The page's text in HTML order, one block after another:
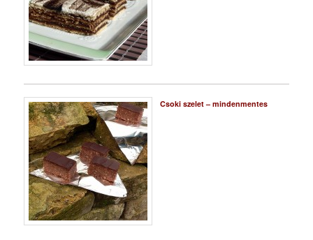
Csoki szelet – mindenmentes